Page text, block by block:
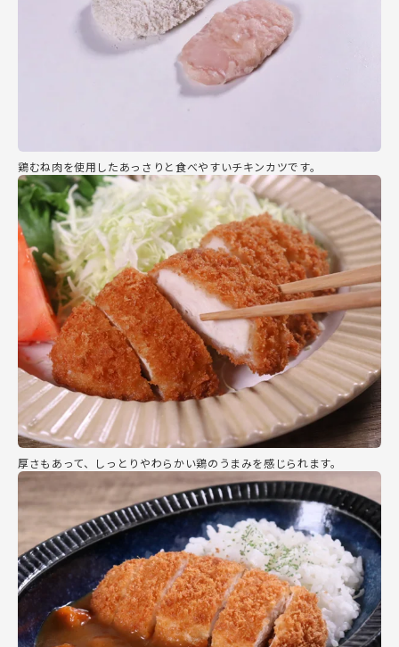
鶏むね肉を使用したあっさりと食べやすいチキンカツです。
厚さもあって、しっとりやわらかい鶏のうまみを感じられます。